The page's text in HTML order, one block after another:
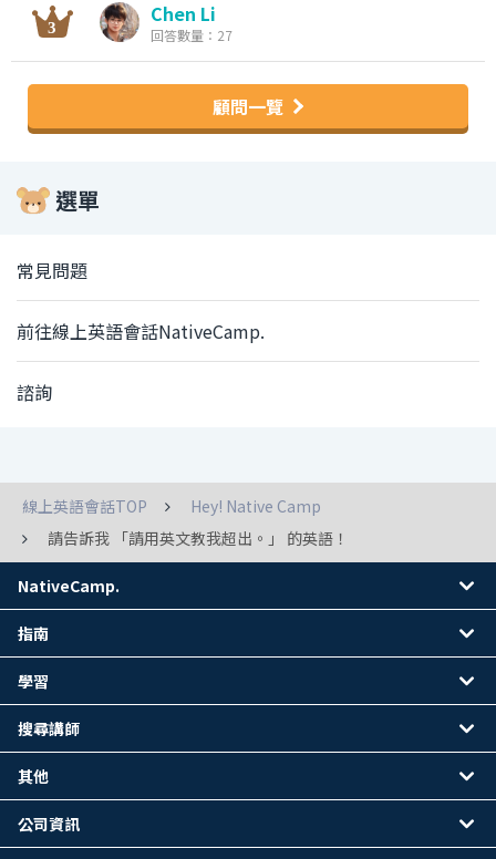
Chen Li
回答數量：27
顧問一覽
選單
常見問題
前往線上英語會話NativeCamp.
諮詢
線上英語會話TOP
Hey! Native Camp
請告訴我 「請用英文教我超出。」 的英語！
NativeCamp.
指南
學習
搜尋講師
其他
公司資訊